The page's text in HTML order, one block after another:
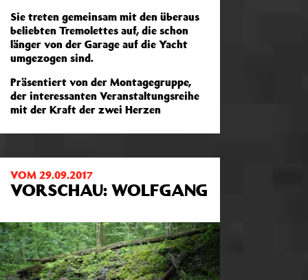
Sie treten gemeinsam mit den überaus
beliebten Tremolettes auf, die schon
länger von der Garage auf die Yacht
umgezogen sind.
Präsentiert von der Montagegruppe,
der interessanten Veranstaltungsreihe
mit der Kraft der zwei Herzen
VOM 29.09.2017
VORSCHAU: WOLFGANG